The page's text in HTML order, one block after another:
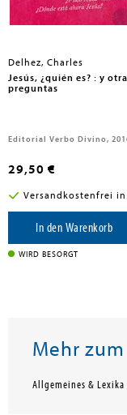
Delhez, Charles
Jesús, ¿quién es? : y
preguntas
Editorial Verbo Divino,
29,50 €
Versandkostenfrei in
In den Warenkorb
WIRD BESORGT
Mehr
Allgemeines & Lexika